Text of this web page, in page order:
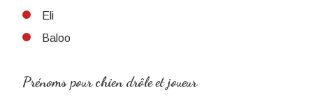
Eli
Baloo
Prénoms pour chien drôle et joueur